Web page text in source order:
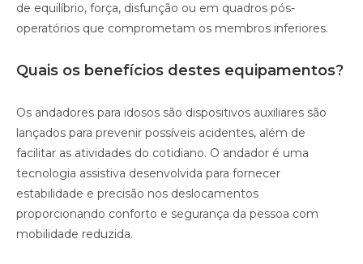
de equilíbrio, força, disfunção ou em quadros pós-
operatórios que comprometam os membros inferiores.
Quais os benefícios destes equipamentos?
Os andadores para idosos são dispositivos auxiliares são
lançados para prevenir possíveis acidentes, além de
facilitar as atividades do cotidiano. O andador é uma
tecnologia assistiva desenvolvida para fornecer
estabilidade e precisão nos deslocamentos
proporcionando conforto e segurança da pessoa com
mobilidade reduzida.